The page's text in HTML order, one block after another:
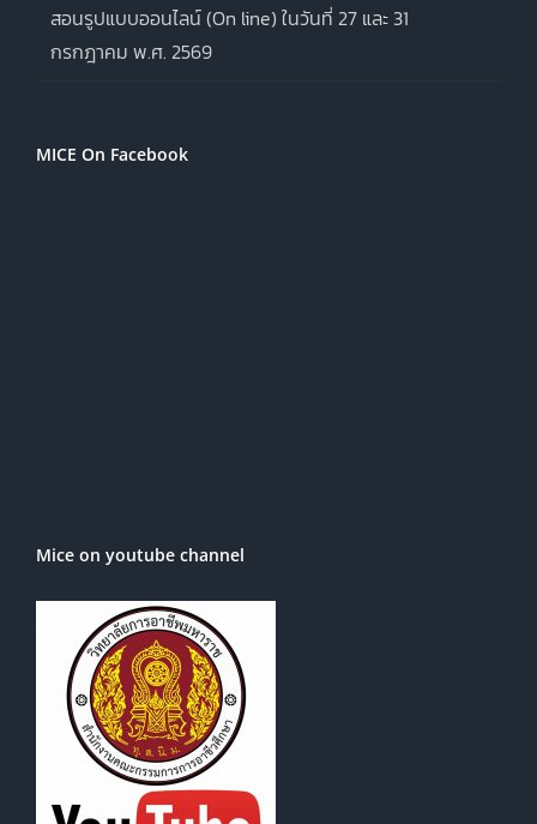
สอนรูปแบบออนไลน์ (On line) ในวันที่ 27 และ 31
กรกฎาคม พ.ศ. 2569
MICE On Facebook
Mice on youtube channel